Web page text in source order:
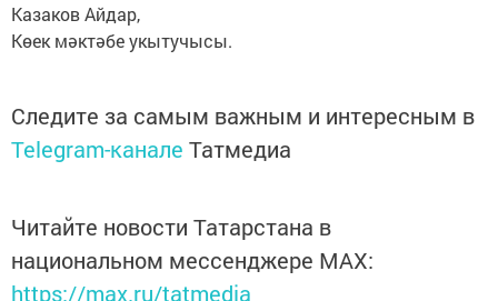
Казаков Айдар,
Көек мәктәбе укытучысы.
Следите за самым важным и интересным в
Telegram-канале Татмедиа
Читайте новости Татарстана в
национальном мессенджере MАХ:
https://max.ru/tatmedia